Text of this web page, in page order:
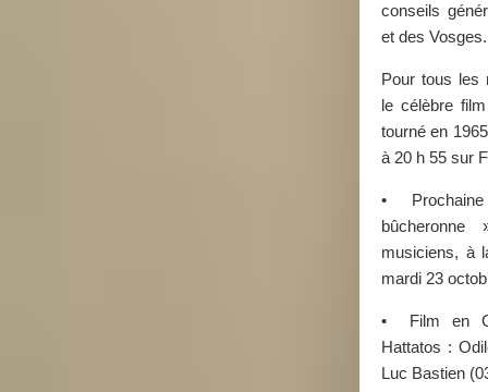
conseils
et des Vosges.
Pour tous les
le célèbre
tourné en
à 20 h 55 sur
•
musiciens, à
mardi 23
• Film en
Hattatos :
Luc Bastien